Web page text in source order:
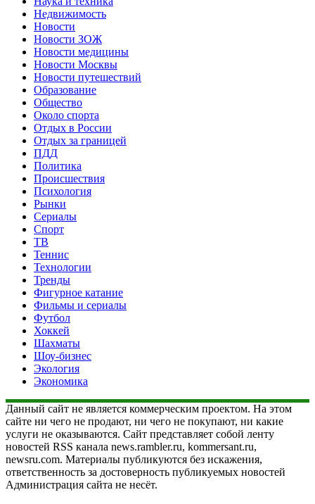
Недвижимость
Новости
Новости ЗОЖ
Новости медицины
Новости Москвы
Новости путешествий
Образование
Общество
Около спорта
Отдых в России
Отдых за границей
ПДД
Политика
Происшествия
Психология
Рынки
Сериалы
Спорт
ТВ
Теннис
Технологии
Тренды
Фигурное катание
Фильмы и сериалы
Футбол
Хоккей
Шахматы
Шоу-бизнес
Экология
Экономика
Данный сайт не является коммерческим проектом. На этом
сайте ни чего не продают, ни чего не покупают, ни какие
услуги не оказываются. Сайт представляет собой ленту
новостей RSS канала news.rambler.ru, kommersant.ru,
newsru.com. Материалы публикуются без искажения,
ответственность за достоверность публикуемых новостей
Администрация сайта не несёт.